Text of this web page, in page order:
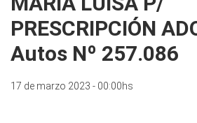
PRESCRIPCIÓN
Autos Nº 257.086
17 de marzo 2023 - 00:00hs